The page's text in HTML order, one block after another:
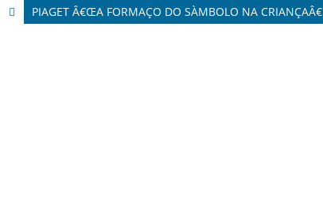
PIAGET Â€ŒA FORMAÇO DO SÀMBOLO NA CRIANÇAÂ€